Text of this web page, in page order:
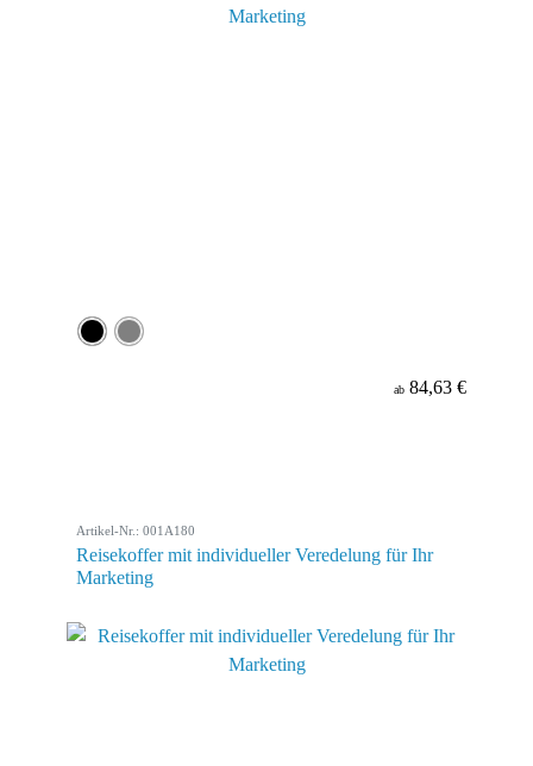
ab 84,63 €
Artikel-Nr.: 001A180
Reisekoffer mit individueller Veredelung für Ihr
Marketing